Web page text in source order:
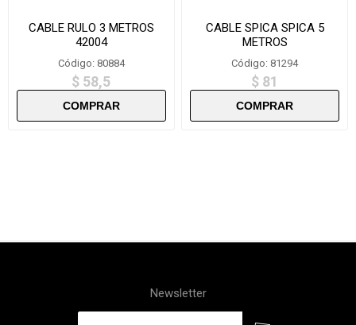
CABLE RULO 3 METROS
42004
Código: 80884
$ 58,5
CABLE SPICA SPICA 5
METROS
Código: 81294
$ 81
Newsletter